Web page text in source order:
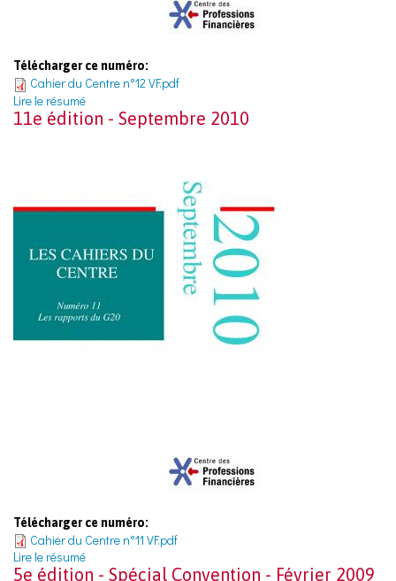
Télécharger ce numéro:
Cahier du Centre n°12 VF.pdf
Lire le résumé
11e édition - Septembre 2010
Télécharger ce numéro:
Cahier du Centre n°11 VF.pdf
Lire le résumé
5e édition - Spécial Convention - Février 2009